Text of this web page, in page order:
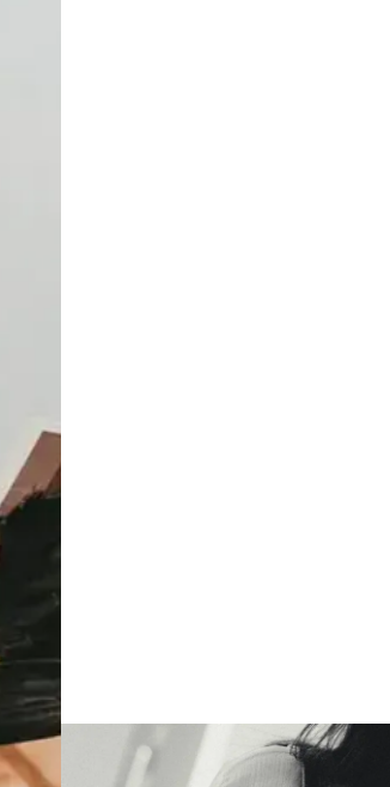
minimalistisk arkitektonisk inredning.